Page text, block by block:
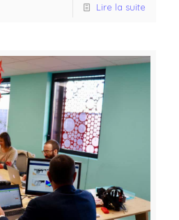
Lire la suite